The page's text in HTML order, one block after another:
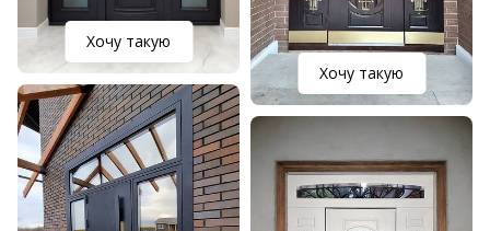
Хочу такую
Хочу такую